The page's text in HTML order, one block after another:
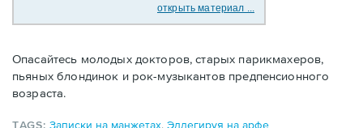
открыть материал ...
Опасайтесь молодых докторов, старых парикмахеров,
пьяных блондинок и рок-музыкантов предпенсионного
возраста.
TAGS:Записки на манжетах,Эллегируя на арфе